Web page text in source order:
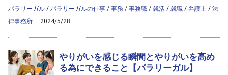
パラリーガル / パラリーガルの仕事 / 事務 / 事務職 / 就活 / 就職 / 弁護士 / 法
律事務所
2024/5/28
やりがいを感じる瞬間とやりがいを高め
る為にできること【パラリーガル】